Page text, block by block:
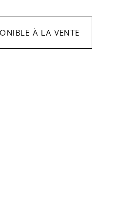
À LA VENTE